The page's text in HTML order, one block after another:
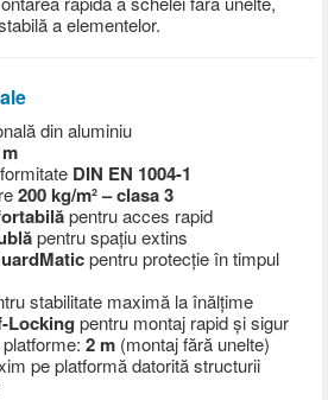
a elementelor.
din aluminiu
DIN EN 1004-1
200 kg/m² – clasa 3
pentru acces rapid
pentru spațiu extins
pentru protecție în timpul
stabilitate maximă la înălțime
Locking pentru montaj rapid și sigur
2 m (montaj fără unelte)
pe platformă datorită structurii